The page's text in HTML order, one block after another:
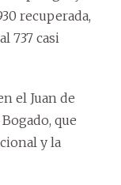
recuperada,
737 casi
el Juan de
que
y la